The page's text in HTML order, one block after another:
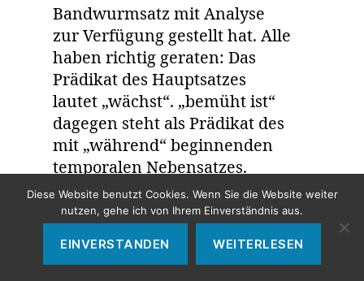
Bandwurmsatz mit Analyse
zur Verfügung gestellt hat. Alle
haben richtig geraten: Das
Prädikat des Hauptsatzes
lautet „wächst“. „bemüht ist“
dagegen steht als Prädikat des
mit „während“ beginnenden
temporalen Nebensatzes.
Grammatik ist
Denkstruktur
Diese Website benutzt Cookies. Wenn Sie die Website weiter
nutzen, gehe ich von Ihrem Einverständnis aus.
EINVERSTANDEN WEITERLESEN